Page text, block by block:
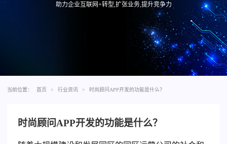
助力企业互联网+转型,扩张业务,提升竞争力
当前位置： 首页 > 行业资讯 > 时尚顾问APP开发的功能是什么？
时尚顾问APP开发的功能是什么？